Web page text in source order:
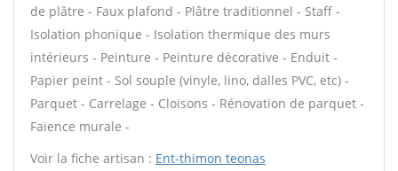
de plâtre - Faux plafond - Plâtre traditionnel - Staff -
Isolation phonique - Isolation thermique des murs
intérieurs - Peinture - Peinture décorative - Enduit -
Papier peint - Sol souple (vinyle, lino, dalles PVC, etc) -
Parquet - Carrelage - Cloisons - Rénovation de parquet -
Faïence murale -
Voir la fiche artisan : Ent-thimon teonas